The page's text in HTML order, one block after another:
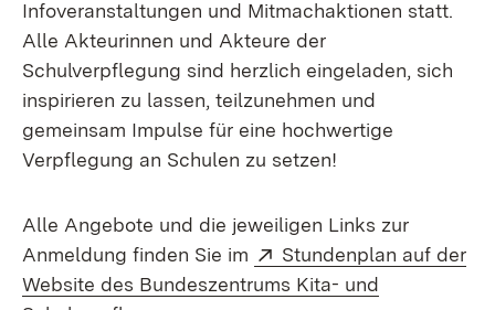
Infoveranstaltungen und Mitmachaktionen statt.
Alle Akteurinnen und Akteure der
Schulverpflegung sind herzlich eingeladen, sich
inspirieren zu lassen, teilzunehmen und
gemeinsam Impulse für eine hochwertige
Verpflegung an Schulen zu setzen!
Alle Angebote und die jeweiligen Links zur
Anmeldung finden Sie im
Extern:
Stundenplan auf der
Website des Bundeszentrums Kita- und